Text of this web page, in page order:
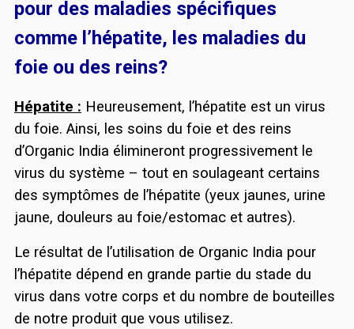
pour des maladies spécifiques
comme l’hépatite, les maladies du
foie ou des reins?
Hépatite : Heureusement, l’hépatite est un virus
du foie. Ainsi, les soins du foie et des reins
d’Organic India élimineront progressivement le
virus du système – tout en soulageant certains
des symptômes de l’hépatite (yeux jaunes, urine
jaune, douleurs au foie/estomac et autres).
Le résultat de l’utilisation de Organic India pour
l’hépatite dépend en grande partie du stade du
virus dans votre corps et du nombre de bouteilles
de notre produit que vous utilisez.